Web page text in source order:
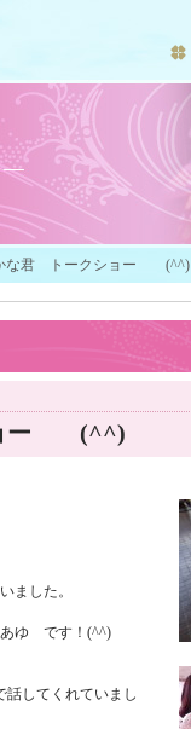
な君 トークショー (^^)
ョー (^^)
ました。
ゆ です！(^^)
してくれていまし